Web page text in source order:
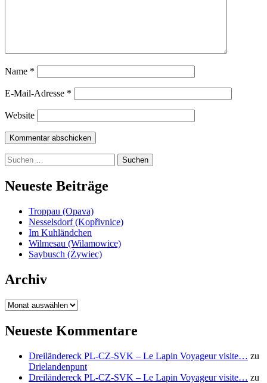
Name *
E-Mail-Adresse *
Website
Suchen
nach:
Neueste Beiträge
Troppau (Opava)
Nesselsdorf (Kopřivnice)
Im Kuhländchen
Wilmesau (Wilamowice)
Saybusch (Żywiec)
Archiv
Archiv
Neueste Kommentare
Dreiländereck PL-CZ-SVK – Le Lapin Voyageur visite… zu
Drielandenpunt
Dreiländereck PL-CZ-SVK – Le Lapin Voyageur visite… zu